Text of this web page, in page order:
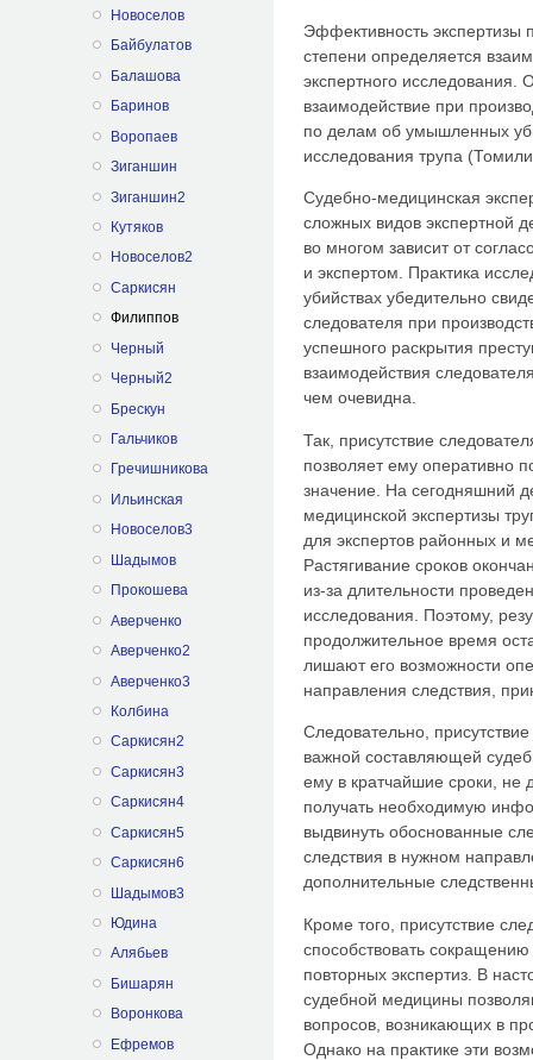
Новоселов
Байбулатов
Балашова
Баринов
Воропаев
Зиганшин
Зиганшин2
Кутяков
Новоселов2
Саркисян
Филиппов
Черный
Черный2
Брескун
Гальчиков
Гречишникова
Ильинская
Новоселов3
Шадымов
Прокошева
Аверченко
Аверченко2
Аверченко3
Колбина
Саркисян2
Саркисян3
Саркисян4
Саркисян5
Саркисян6
Шадымов3
Юдина
Алябьев
Бишарян
Воронкова
Ефремов
Эффективность экспертизы
степени определяется
экспертного исследования.
взаимодействие при
по делам об умышленных
исследования трупа
Судебно-медицинская
сложных видов экспертной
во многом зависит от
и экспертом. Практика
убийствах убедительно
следователя при
успешного раскрытия
взаимодействия
чем очевидна.
Так, присутствие
позволяет ему
значение. На сегодняшний
медицинской экспертизы
для экспертов районных и
Растягивание сроков
из-за длительности
исследования. Поэтому,
продолжительное время
лишают его возможности
направления следствия,
Следовательно,
важной составляющей
ему в кратчайшие сроки, не
получать необходимую
выдвинуть обоснованные
следствия в нужном
дополнительные
Кроме того, присутствие
способствовать
повторных экспертиз. В
судебной медицины
вопросов, возникающих в
Однако на практике эти